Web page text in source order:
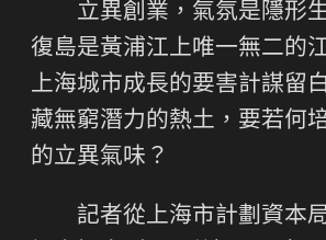
立異創業，氣氛是隱形
復島是黃浦江上唯一無二的
上海城市成長的要害計謀留
藏無窮潛力的熱土，要若何
的立異氣味？
記者從上海市計劃資本